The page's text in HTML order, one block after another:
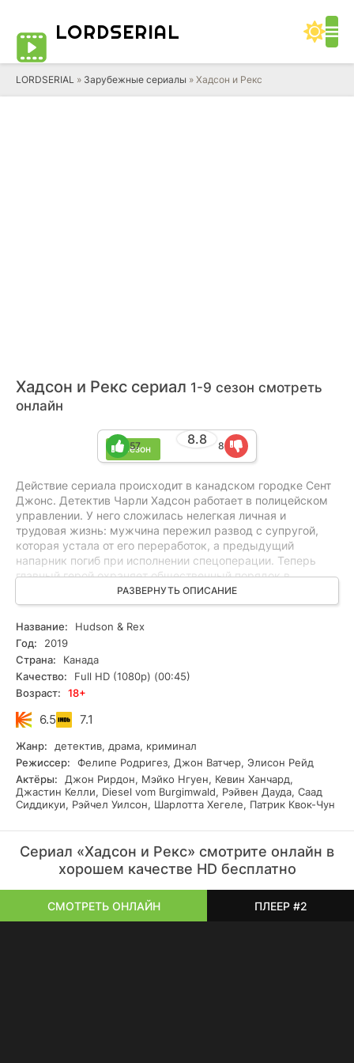
LORDSERIAL
LORDSERIAL » Зарубежные сериалы » Хадсон и Рекс
Хадсон и Рекс сериал 1-9 сезон смотреть
онлайн
9 сезон
8.8
57 8
Действие сериала происходит в канадском городке Сент
Джонс. Детектив Чарли Хадсон работает в полицейском
управлении. У него сложилась нелегкая личная и
трудовая жизнь: мужчина пережил развод с супругой,
которая устала от его переработок, а предыдущий
напарник погиб при исполнении спецоперации. Теперь
главный герой охраняет общественный порядок в
тандеме с немецкой овчаркой по кличке Рекс. Его
четвероногий новый знакомый очень умен и предан ему.
Он не докучает хозяину ненужными разговорами и не
помощь и остановить злодея, осмелившегося переступить
закон. Отважной парочке предстоит вместе раскрыть
множество запутанных и кровавых преступлений. Героям
противостоят различные представители криминальной
среды, которые бросят им серьезный вызов. Помимо
верной служебной собаки, в своих расследованиях Чарли
всегда может прибегнуть к поддержке коллег. Доктор
Сара Труонг, технический специалист Джесси Милс и
интендант Джо Донован всегда готовы помочь
самоотверженному сыщику.
РАЗВЕРНУТЬ ОПИСАНИЕ
Название:
Hudson & Rex
Год:
2019
Страна:
Канада
Качество:
Full HD (1080p) (00:45)
Возраст:
18+
6.5 7.1
Жанр:
детектив, драма, криминал
Режиссер:
Фелипе Родригез, Джон Ватчер, Элисон Рейд
Актёры:
Джон Рирдон, Мэйко Нгуен, Кевин Ханчард,
Джастин Келли, Diesel vom Burgimwald, Рэйвен Дауда, Саад
Сиддикуи, Рэйчел Уилсон, Шарлотта Хегеле, Патрик Квок-Чун
Сериал «Хадсон и Рекс» смотрите онлайн в
хорошем качестве HD бесплатно
СМОТРЕТЬ ОНЛАЙН ПЛЕЕР #2